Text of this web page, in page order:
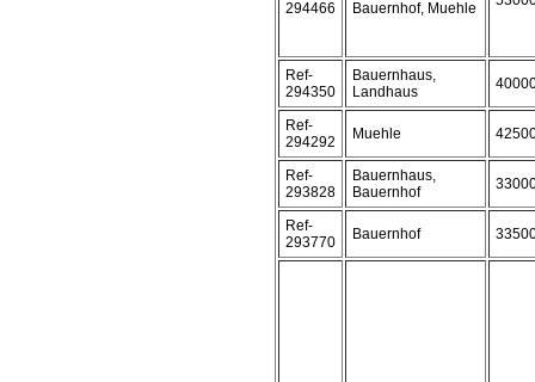
294466 Bauernhof, Muehle
Ref-
294350
Bauernhaus,
Landhaus
Ref-
294292
Muehle
Ref-
293828
Bauernhaus,
Bauernhof
Ref-
293770
Bauernhof